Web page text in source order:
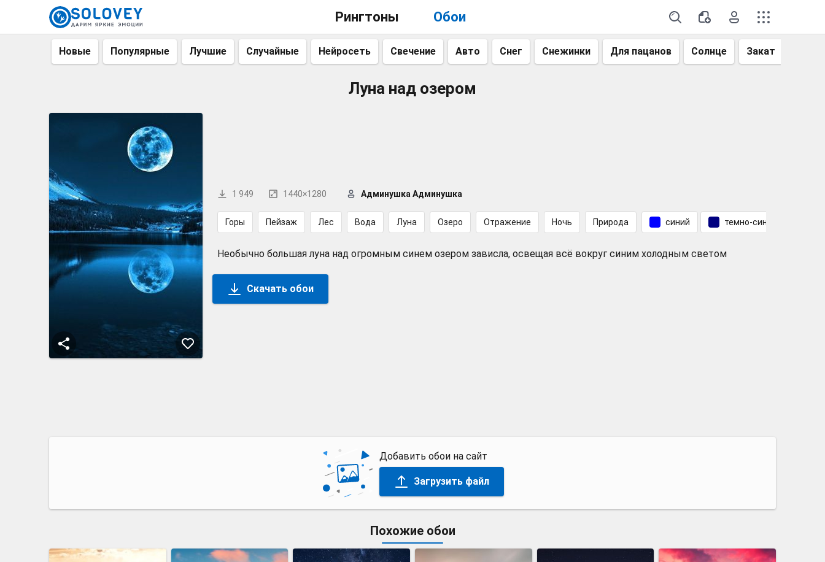
Рингтоны Обои
Новые Популярные Лучшие Случайные Нейросеть Свечение Авто Снег Снежинки Для пацанов Солнце Закат
Луна над озером
1 949 1440×1280 Админушка Админушка
Горы Пейзаж Лес Вода Луна Озеро Отражение Ночь Природа синий темно-синий
Необычно большая луна над огромным синем озером зависла, освещая всё вокруг синим холодным светом
Скачать обои
Добавить обои на сайт
Загрузить файл
Похожие обои